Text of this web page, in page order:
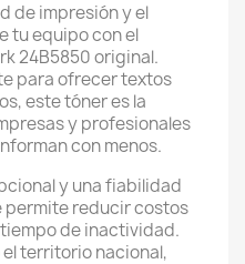
de impresión y el
tu equipo con el
24B5850 original.
para ofrecer textos
este tóner es la
y profesionales
con menos.
y una fiabilidad
permite reducir costos
de inactividad.
territorio nacional,